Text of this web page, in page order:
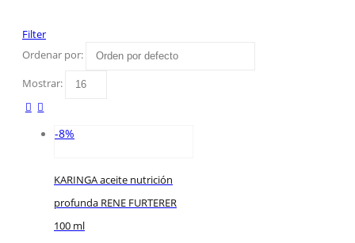
Filter
Ordenar por:
Mostrar:
-8%
KARINGA aceite nutrición
profunda RENE FURTERER
100 ml